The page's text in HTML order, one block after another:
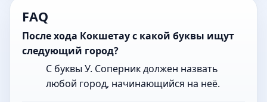
FAQ
После хода Кокшетау с какой буквы ищут
следующий город?
С буквы У. Соперник должен назвать
любой город, начинающийся на неё.